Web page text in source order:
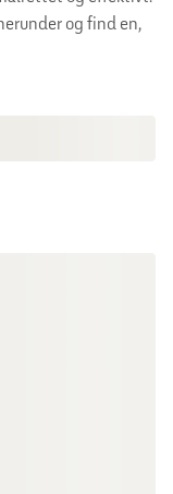
udvalg af
passer til dit